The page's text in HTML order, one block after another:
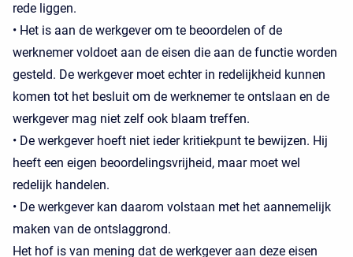
rede liggen.
• Het is aan de werkgever om te beoordelen of de
werknemer voldoet aan de eisen die aan de functie worden
gesteld. De werkgever moet echter in redelijkheid kunnen
komen tot het besluit om de werknemer te ontslaan en de
werkgever mag niet zelf ook blaam treffen.
• De werkgever hoeft niet ieder kritiekpunt te bewijzen. Hij
heeft een eigen beoordelingsvrijheid, maar moet wel
redelijk handelen.
• De werkgever kan daarom volstaan met het aannemelijk
maken van de ontslaggrond.
Het hof is van mening dat de werkgever aan deze eisen